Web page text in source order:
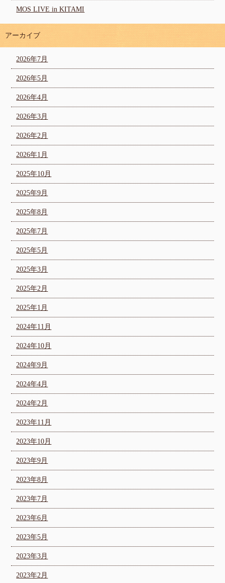
MOS LIVE in KITAMI
アーカイブ
2026年7月
2026年5月
2026年4月
2026年3月
2026年2月
2026年1月
2025年10月
2025年9月
2025年8月
2025年7月
2025年5月
2025年3月
2025年2月
2025年1月
2024年11月
2024年10月
2024年9月
2024年4月
2024年2月
2023年11月
2023年10月
2023年9月
2023年8月
2023年7月
2023年6月
2023年5月
2023年3月
2023年2月